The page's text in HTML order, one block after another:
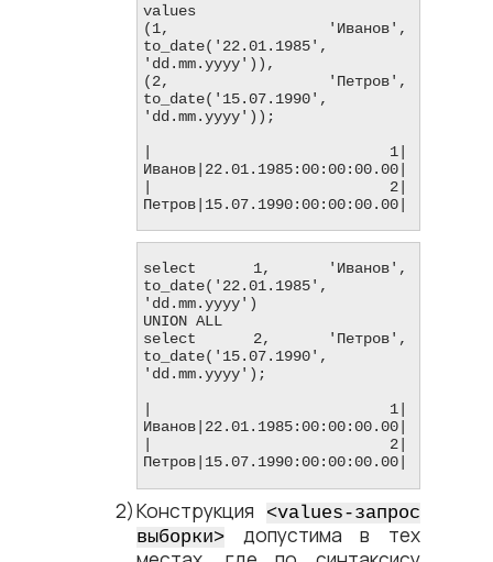
values
(1, 'Иванов',
to_date('22.01.1985',
'dd.mm.yyyy')),
(2, 'Петров',
to_date('15.07.1990',
'dd.mm.yyyy'));
|          1|
Иванов|22.01.1985:00:00:00.00|
|          2|
Петров|15.07.1990:00:00:00.00|
select 1, 'Иванов',
to_date('22.01.1985',
'dd.mm.yyyy')
UNION ALL
select 2, 'Петров',
to_date('15.07.1990',
'dd.mm.yyyy');
|          1|
Иванов|22.01.1985:00:00:00.00|
|          2|
Петров|15.07.1990:00:00:00.00|
Конструкция
<​values-запрос
выборки​>
допустима в тех